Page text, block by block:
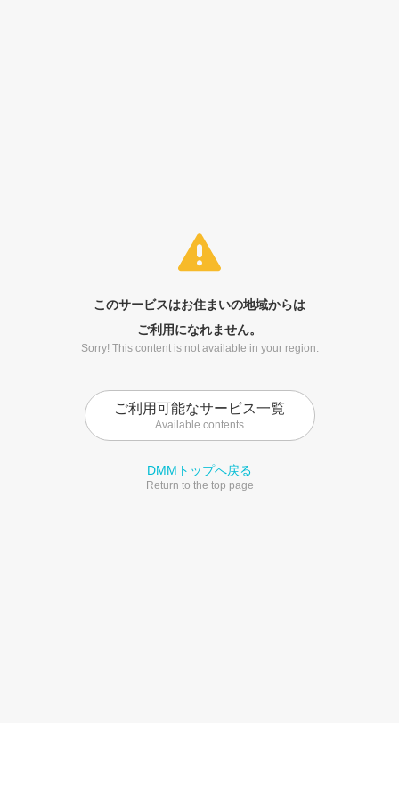
このサービスはお住まいの地域からは
ご利用になれません。
Sorry! This content is not available in your region.
ご利用可能なサービス一覧
Available contents
DMMトップへ戻る
Return to the top page